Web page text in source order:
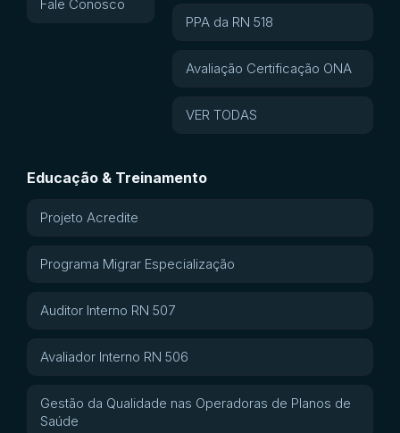
Fale Conosco
PPA da RN 518
Avaliação Certificação ONA
VER TODAS
Educação & Treinamento
Projeto Acredite
Programa Migrar Especialização
Auditor Interno RN 507
Avaliador Interno RN 506
Gestão da Qualidade nas Operadoras de Planos de
Saúde